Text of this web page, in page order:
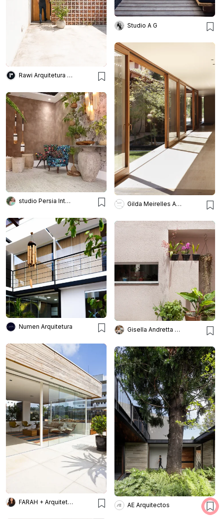
Studio A G
Rawi Arquitetura + Design
Gilda Meirelles Arquitetura
studio Persia Interiores
Numen Arquitetura Gisella Andretta Arquitetura
FARAH + Arquitetura e interiores AE Arquitectos